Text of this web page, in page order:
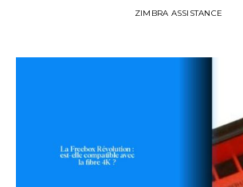
ZIMBRA ASSISTANCE